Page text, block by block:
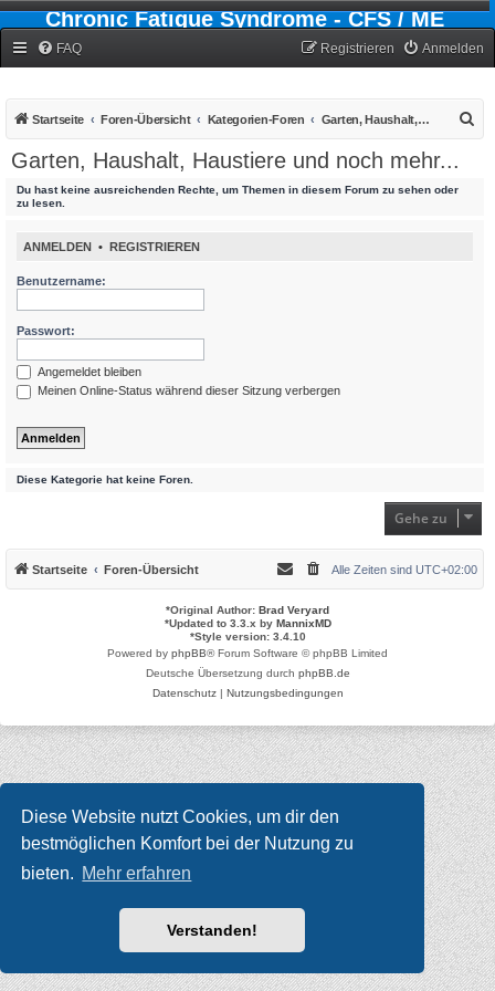
Diese Website nutzt Cookies, um dir den
bestmöglichen Komfort bei der Nutzung zu
bieten. Mehr erfahren
Verstanden!
Chronic Fatigue Syndrome - CFS / ME
FAQ Anmelden
Registrieren
Startseite Foren-Übersicht Kategorien-Foren Garten, Haushalt, Haustiere und noch mehr...
Garten, Haushalt, Haustiere und noch mehr...
Du hast keine ausreichenden Rechte, um Themen in diesem Forum zu sehen oder
zu lesen.
ANMELDEN • REGISTRIEREN
Benutzername:
Passwort:
Angemeldet bleiben
Meinen Online-Status während dieser Sitzung verbergen
Diese Kategorie hat keine Foren.
Gehe zu
Startseite Foren-Übersicht Alle Zeiten sind UTC+02:00
*Original Author: Brad Veryard
*Updated to 3.3.x by MannixMD
*Style version: 3.4.10
Powered by phpBB® Forum Software © phpBB Limited
Deutsche Übersetzung durch phpBB.de
Datenschutz| Nutzungsbedingungen